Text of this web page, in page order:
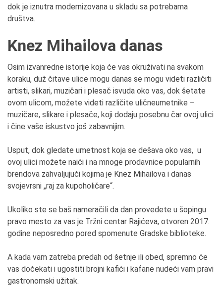
dok je iznutra modernizovana u skladu sa potrebama
društva.
Knez Mihailova danas
Osim izvanredne istorije koja će vas okruživati na svakom
koraku, duž čitave ulice mogu danas se mogu videti različiti
artisti, slikari, muzičari i plesač isvuda oko vas, dok šetate
ovom ulicom, možete videti različite uličneumetnike –
muzičare, slikare i plesače, koji dodaju posebnu čar ovoj ulici
i čine vaše iskustvo još zabavnijim.
Usput, dok gledate umetnost koja se dešava oko vas, u
ovoj ulici možete naići i na mnoge prodavnice popularnih
brendova zahvaljujući kojima je Knez Mihailova i danas
svojevrsni „raj za kupoholičare“.
Ukoliko ste se baš nameračili da dan provedete u šopingu
pravo mesto za vas je Tržni centar Rajićeva, otvoren 2017.
godine neposredno pored spomenute Gradske biblioteke.
A kada vam zatreba predah od šetnje ili obed, spremno će
vas dočekati i ugostiti brojni kafići i kafane nudeći vam pravi
gastronomski užitak.